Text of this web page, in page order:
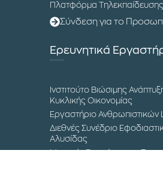
Πλατφόρμα Τηλεκπαίδευσης
Σύνδεση για το
Ερευνητικά
Ινστιτούτο Βιώσιμης
Κυκλικής Οικονομίας
Εργαστήριο Ανθρωπιστικών
Διεθνές Συνέδριο
Αλυσίδας
Μουσείο Επιστήμης και